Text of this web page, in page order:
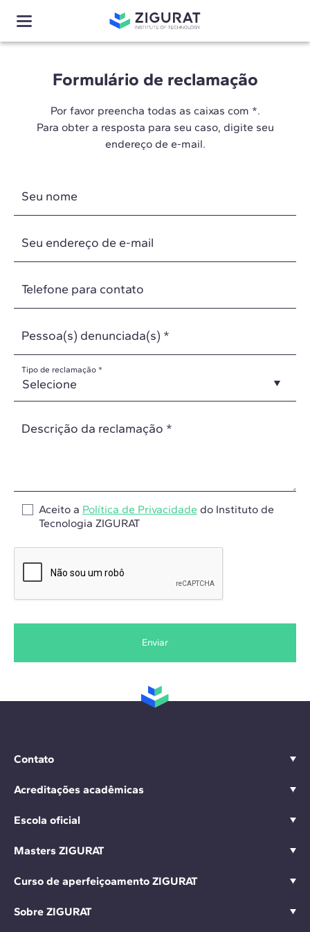
Formulário de reclamação
Por favor preencha todas as caixas com *.
Para obter a resposta para seu caso, digite seu
endereço de e-mail.
Seu nome
Seu endereço de e-mail
Telefone para contato
Pessoa(s) denunciada(s) *
Tipo de reclamação *
Descrição da reclamação *
Aceito a Política de Privacidade do Instituto de
Tecnologia ZIGURAT
Enviar
Contato
Acreditações acadêmicas
Escola oficial
Masters ZIGURAT
Curso de aperfeiçoamento ZIGURAT
Sobre ZIGURAT